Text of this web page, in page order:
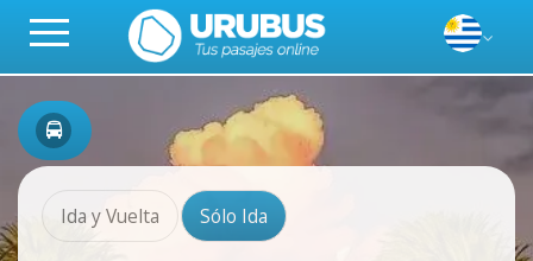
Ida y Vuelta Sólo Ida